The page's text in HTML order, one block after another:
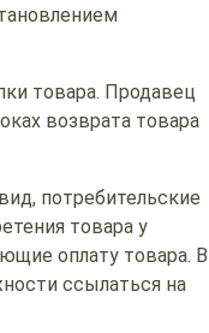
товара. Продавец
возврата товара
потребительские
товара у
оплату товара. В
ссылаться на